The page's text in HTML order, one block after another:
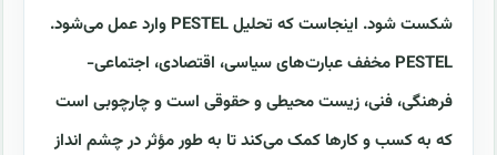
شکست شود. اینجاست که تحلیل PESTEL وارد عمل می‌شود.
PESTEL مخفف عبارت‌های سیاسی، اقتصادی، اجتماعی-
فرهنگی، فنی، زیست محیطی و حقوقی است و چارچوبی است
که به کسب و کارها کمک می‌کند تا به طور مؤثر در چشم انداز